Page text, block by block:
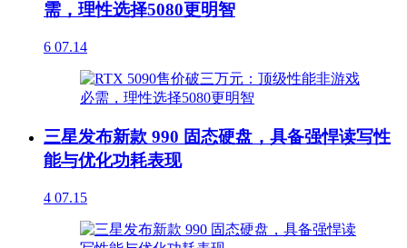
需，理性选择5080更明智
6 07.14
三星发布新款 990 固态硬盘，具备强悍读写性
能与优化功耗表现
4 07.15